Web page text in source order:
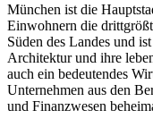
München ist die
Einwohnern die
Süden des Landes und
Architektur und ihre
auch ein bedeutendes
Unternehmen aus den
und Finanzwesen